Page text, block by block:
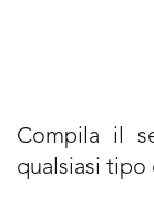
Compila il
qualsiasi tipo